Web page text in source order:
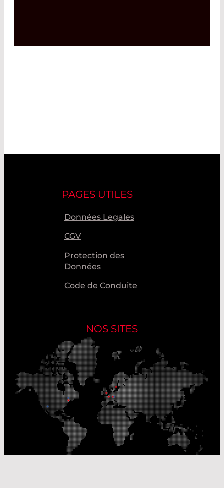
PAGES UTILES
Données Legales
CGV
Protection des
Données
Code de Conduite
NOS SITES